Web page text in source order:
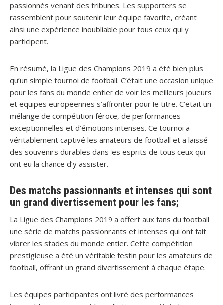
passionnés venant des tribunes. Les supporters se
rassemblent pour soutenir leur équipe favorite, créant
ainsi une expérience inoubliable pour tous ceux qui y
participent.
En résumé, la Ligue des Champions 2019 a été bien plus
qu’un simple tournoi de football. C’était une occasion unique
pour les fans du monde entier de voir les meilleurs joueurs
et équipes européennes s’affronter pour le titre. C’était un
mélange de compétition féroce, de performances
exceptionnelles et d’émotions intenses. Ce tournoi a
véritablement captivé les amateurs de football et a laissé
des souvenirs durables dans les esprits de tous ceux qui
ont eu la chance d’y assister.
Des matchs passionnants et intenses qui sont
un grand divertissement pour les fans;
La Ligue des Champions 2019 a offert aux fans du football
une série de matchs passionnants et intenses qui ont fait
vibrer les stades du monde entier. Cette compétition
prestigieuse a été un véritable festin pour les amateurs de
football, offrant un grand divertissement à chaque étape.
Les équipes participantes ont livré des performances